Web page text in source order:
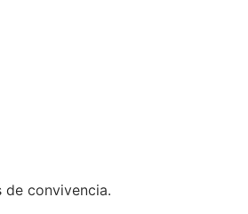
de convivencia.